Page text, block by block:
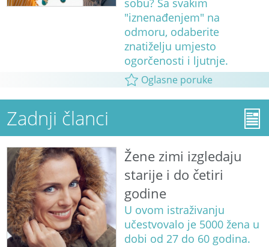
sobu? Sa svakim
"iznenađenjem" na
odmoru, odaberite
znatiželju umjesto
ogorčenosti i ljutnje.
Oglasne poruke
Zadnji članci
Žene zimi izgledaju
starije i do četiri
godine
U ovom istraživanju
učestvovalo je 5000 žena u
dobi od 27 do 60 godina.